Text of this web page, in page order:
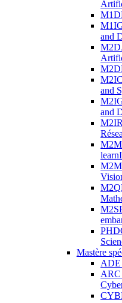
and
and
and
Mastère
ADE
ARC